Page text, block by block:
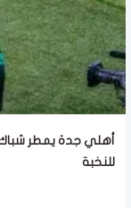
أهلي جدة يمطر
للنخبة